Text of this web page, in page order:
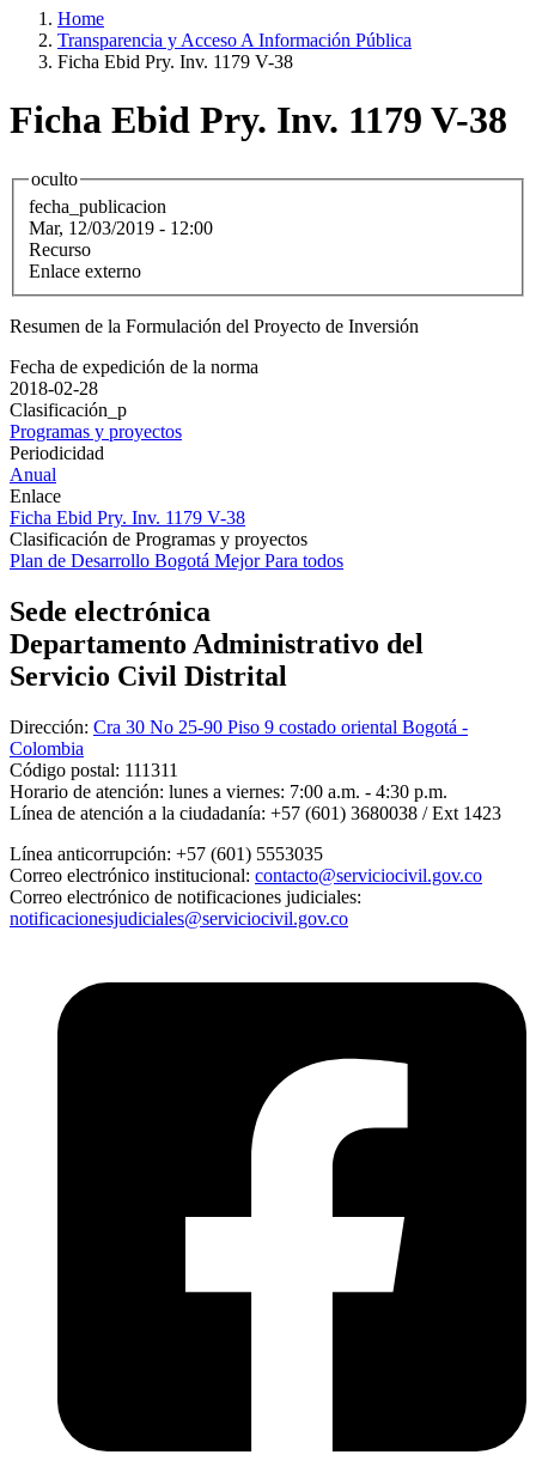
Home
Transparencia y Acceso A Información Pública
Ficha Ebid Pry. Inv. 1179 V-38
Ficha Ebid Pry. Inv. 1179 V-38
oculto
fecha_publicacion
Mar, 12/03/2019 - 12:00
Recurso
Enlace externo
Resumen de la Formulación del Proyecto de Inversión
Fecha de expedición de la norma
2018-02-28
Clasificación_p
Programas y proyectos
Periodicidad
Anual
Enlace
Ficha Ebid Pry. Inv. 1179 V-38
Clasificación de Programas y proyectos
Plan de Desarrollo Bogotá Mejor Para todos
Sede electrónica
Departamento Administrativo del
Servicio Civil Distrital
Dirección: Cra 30 No 25-90 Piso 9 costado oriental Bogotá -
Colombia
Código postal: 111311
Horario de atención: lunes a viernes: 7:00 a.m. - 4:30 p.m.
Línea de atención a la ciudadanía: +57 (601) 3680038 / Ext 1423
Línea anticorrupción: +57 (601) 5553035
Correo electrónico institucional: contacto@serviciocivil.gov.co
Correo electrónico de notificaciones judiciales:
notificacionesjudiciales@serviciocivil.gov.co